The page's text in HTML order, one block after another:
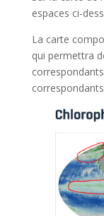
espaces ci-
La carte
qui permettra